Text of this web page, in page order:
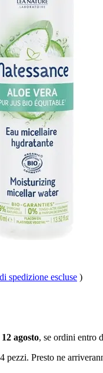
spedizione escluse )
agosto, se ordini entro
pezzi. Presto ne